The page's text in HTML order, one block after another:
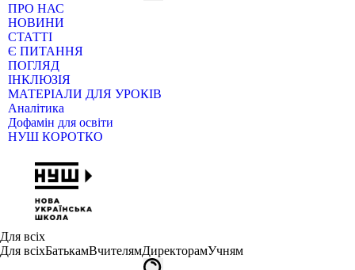
ПРО НАС
НОВИНИ
СТАТТІ
Є ПИТАННЯ
ПОГЛЯД
ІНКЛЮЗІЯ
МАТЕРІАЛИ ДЛЯ УРОКІВ
Аналітика
Дофамін для освіти
НУШ КОРОТКО
Для всіх
Для всіхБатькамВчителямДиректорамУчням